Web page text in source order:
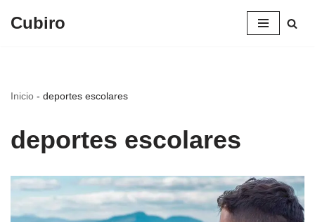
Cubiro
Inicio - deportes escolares
deportes escolares